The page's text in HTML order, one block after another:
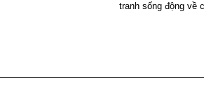
tranh sống động về